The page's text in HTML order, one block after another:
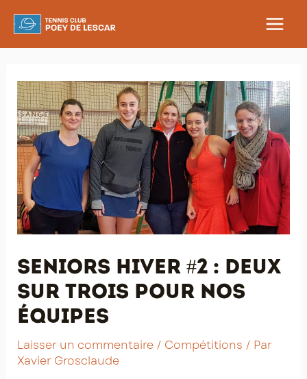
MAIN
Seniors Hiver #2 : deux
sur trois pour nos
équipes
Laisser un commentaire / Compétitions / Par
Xavier Grosclaude